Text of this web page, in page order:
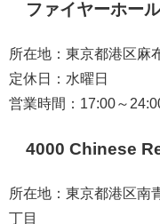
ファイヤーホー
所在地：東京都港区麻
定休日：水曜日
営業時間：17:00～
4000 Chinese
所在地：東京都港区南
丁目